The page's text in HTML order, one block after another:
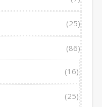
(25)
(86)
(16)
(25)